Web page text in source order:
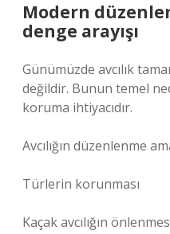
Modern
denge arayışı
Günümüzde avcılık
değildir. Bunun temel
koruma ihtiyacıdır.
Avcılığın düzenlenme
Türlerin korunması
Kaçak avcılığın